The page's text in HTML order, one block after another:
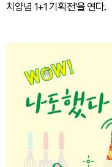
치양념 1+1 기획전'을 연다.